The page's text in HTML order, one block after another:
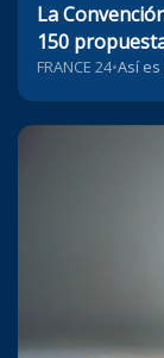
La
150
FRANCE 24•Así es